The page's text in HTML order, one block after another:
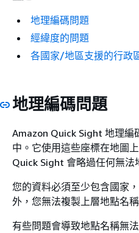
地理編碼問題
經緯度的問題
各國家/地區支援的行政
地理編碼問題
Amazon Quick Sight 地理編
中。它使用這些座標在地圖
Quick Sight 會略過任何無法
您的資料必須至少包含國家
外，您無法複製上層地點名
有些問題會導致地點名稱無